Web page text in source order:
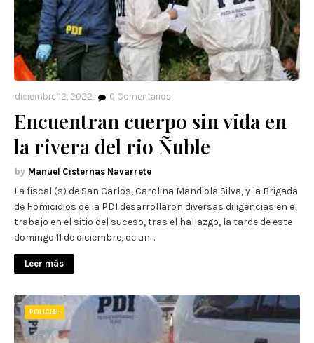
diciembre 12, 2022 0 Comentarios
Encuentran cuerpo sin vida en
la rivera del rio Ñuble
Manuel Cisternas Navarrete
La fiscal (s) de San Carlos, Carolina Mandiola Silva, y la Brigada
de Homicidios de la PDI desarrollaron diversas diligencias en el
trabajo en el sitio del suceso, tras el hallazgo, la tarde de este
domingo 11 de diciembre, de un…
Leer más
POLICIAL